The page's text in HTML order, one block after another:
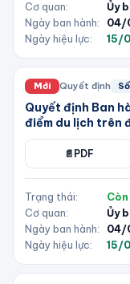
Cơ quan:
Ủy
Ngày ban hành:
04/
Ngày hiệu lực:
15/
Mới Quyết định
Quyết định Ban
điểm du lịch trên
📄 PDF
Trạng thái:
Cơ quan:
Ủy
Ngày ban hành:
04/
Ngày hiệu lực:
15/